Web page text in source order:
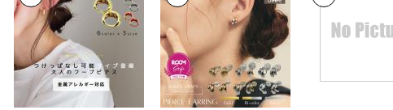
2026/07/17
ジュエリー・アクセサリーランキング：17位
2026/07/16